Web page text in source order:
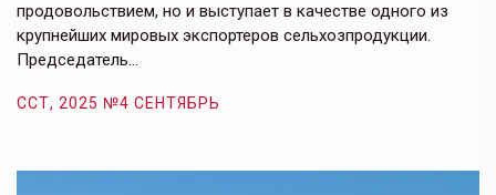
продовольствием, но и выступает в качестве одного из
крупнейших мировых экспортеров сельхозпродукции.
Председатель…
ССТ, 2025 №4 СЕНТЯБРЬ